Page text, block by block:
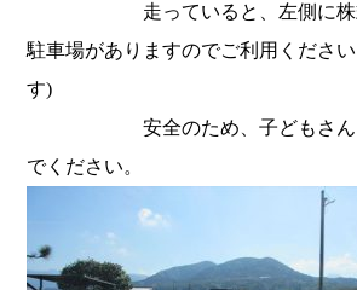
走っていると、左側に株式
駐車場がありますのでご利用くださ
す)
安全のため、子どもさんと
でください。